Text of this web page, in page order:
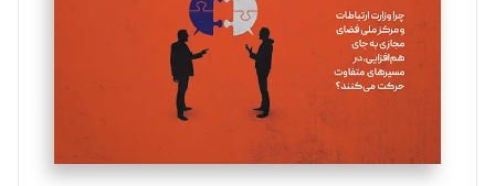
ملینا جعفری
تحریریه
مصطفی مسجدی آرانی
تحریریه